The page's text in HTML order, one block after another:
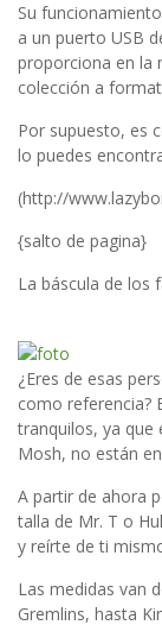
Su
a un puerto USB
proporciona en la
colección a
Por supuesto, es
lo puedes
(http://
{salto de pagina}
La báscula de los
¿Eres de esas
como referencia?
tranquilos, ya que
Mosh, no están
A partir de ahora
talla de Mr. T o
y reírte de ti
Las medidas van
Gremlins, hasta